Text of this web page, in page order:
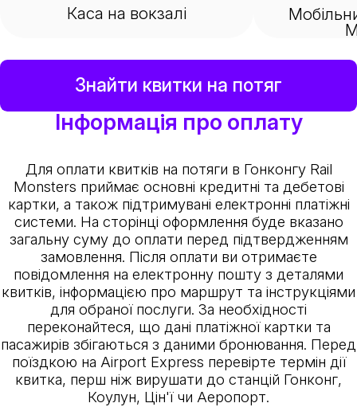
Каса на вокзалі
Знайти квитки на потяг
Інформація про оплату
Для оплати квитків на потяги в Гонконгу Rail
Monsters приймає основні кредитні та дебетові
картки, а також підтримувані електронні платіжні
системи. На сторінці оформлення буде вказано
загальну суму до оплати перед підтвердженням
замовлення. Після оплати ви отримаєте
повідомлення на електронну пошту з деталями
квитків, інформацією про маршрут та інструкціями
для обраної послуги. За необхідності
переконайтеся, що дані платіжної картки та
пасажирів збігаються з даними бронювання. Перед
поїздкою на Airport Express перевірте термін дії
квитка, перш ніж вирушати до станцій Гонконг,
Коулун, Цін'ї чи Аеропорт.